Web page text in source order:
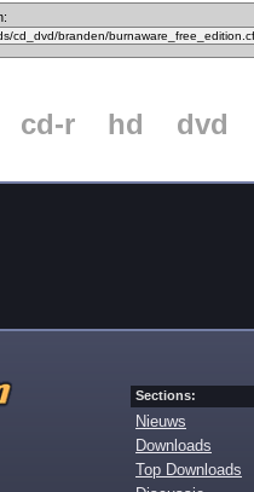
cd-r hd dvd
Sections:
Nieuws
Downloads
Top Downloads